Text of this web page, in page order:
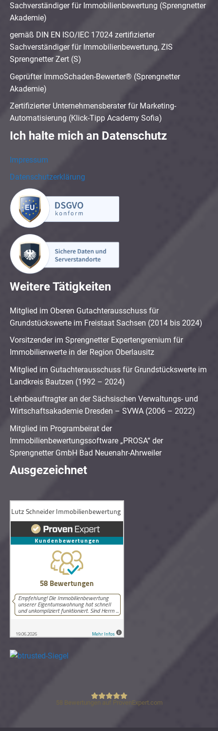
Sachverständiger für Immobilienbewertung (Sprengnetter
Akademie)
gemäß DIN EN ISO/IEC 17024 zertifizierter
Sachverständiger für Immobilienbewertung, ZIS
Sprengnetter Zert (S)
Geprüfter ImmoSchaden-Bewerter® (Sprengnetter
Akademie)
Zertifizierter Unternehmensberater für Marketing-
Automatisierung (Klick-Tipp Academy Sofia)
Ich halte mich an Datenschutz
Impressum
Datenschutzerklärung
Weitere Tätigkeiten
Mitglied im Oberen Gutachterausschuss für
Grundstückswerte im Freistaat Sachsen (2014 bis 2024)
Vorsitzender im Sprengnetter Expertengremium für
Immobilienwerte in der Region Oberlausitz
Mitglied im Gutachterausschuss für Grundstückswerte im
Landkreis Bautzen (1992 – 2024)
Lehrbeauftragter an der Sächsischen Verwaltungs- und
Wirtschaftsakademie Dresden – SVWA (2006 – 2022)
Mitglied im Programbeirat der
Immobilienbewertungssoftware „PROSA“ der
Sprengnetter GmbH Bad Neuenahr-Ahrweiler
Ausgezeichnet
Lutz Schneider Immobilienbewertung
58 Bewertungen auf ProvenExpert.com